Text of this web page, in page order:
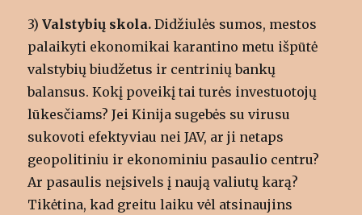
3)Valstybių skola. Didžiulės sumos, mestos
palaikyti ekonomikai karantino metu išpūtė
valstybių biudžetus ir centrinių bankų
balansus. Kokį poveikį tai turės investuotojų
lūkesčiams? Jei Kinija sugebės su virusu
sukovoti efektyviau nei JAV, ar ji netaps
geopolitiniu ir ekonominiu pasaulio centru?
Ar pasaulis neįsivels į naują valiutų karą?
Tikėtina, kad greitu laiku vėl atsinaujins